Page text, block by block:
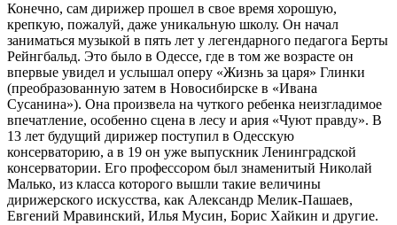
Конечно, сам дирижер прошел в свое время хорошую,
крепкую, пожалуй, даже уникальную школу. Он начал
заниматься музыкой в пять лет у легендарного педагога Берты
Рейнгбальд. Это было в Одессе, где в том же возрасте он
впервые увидел и услышал оперу «Жизнь за царя» Глинки
(преобразованную затем в Новосибирске в «Ивана
Сусанина»). Она произвела на чуткого ребенка неизгладимое
впечатление, особенно сцена в лесу и ария «Чуют правду». В
13 лет будущий дирижер поступил в Одесскую
консерваторию, а в 19 он уже выпускник Ленинградской
консерватории. Его профессором был знаменитый Николай
Малько, из класса которого вышли такие величины
дирижерского искусства, как Александр Мелик-Пашаев,
Евгений Мравинский, Илья Мусин, Борис Хайкин и другие.